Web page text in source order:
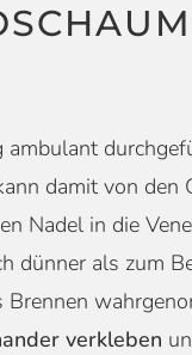
damit von den
Nadel in die
dünner als zum
verkleben